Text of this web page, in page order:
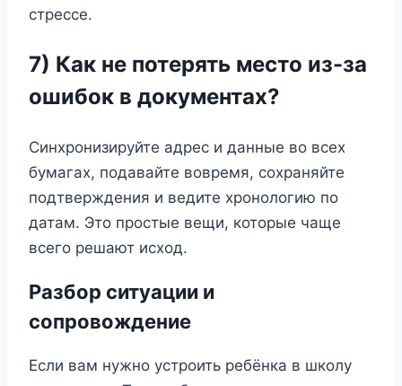
стрессе.
7) Как не потерять место из-за
ошибок в документах?
Синхронизируйте адрес и данные во всех
бумагах, подавайте вовремя, сохраняйте
подтверждения и ведите хронологию по
датам. Это простые вещи, которые чаще
всего решают исход.
Разбор ситуации и
сопровождение
Если вам нужно устроить ребёнка в школу